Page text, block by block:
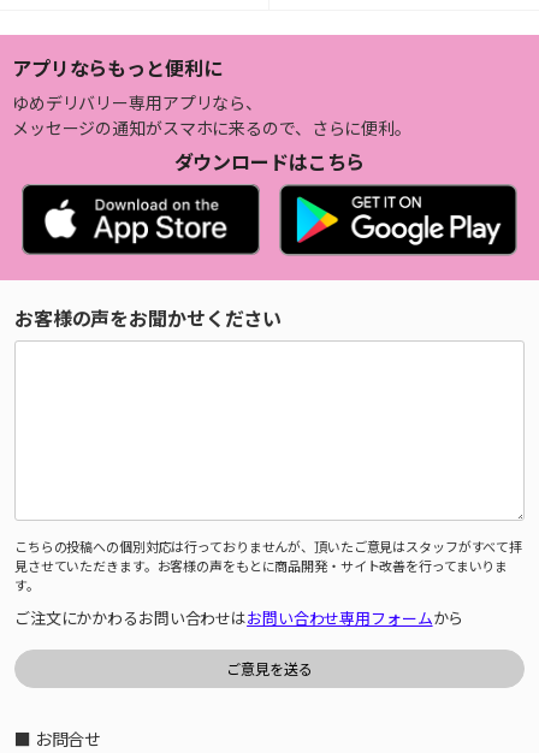
アプリならもっと便利に
ゆめデリバリー専用アプリなら、
メッセージの通知がスマホに来るので、さらに便利。
ダウンロードはこちら
お客様の声をお聞かせください
こちらの投稿への個別対応は行っておりませんが、頂いたご意見はスタッフがすべて拝
見させていただきます。お客様の声をもとに商品開発・サイト改善を行ってまいりま
す。
ご注文にかかわるお問い合わせはお問い合わせ専用フォームから
■ お問合せ